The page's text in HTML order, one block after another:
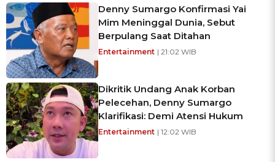
Denny Sumargo Konfirmasi Yai
Mim Meninggal Dunia, Sebut
Berpulang Saat Ditahan
Entertainment | 21:02 WIB
Dikritik Undang Anak Korban
Pelecehan, Denny Sumargo
Klarifikasi: Demi Atensi Hukum
Entertainment | 12:02 WIB